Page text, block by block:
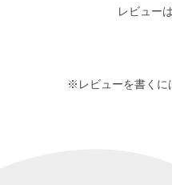
レビュー
※レビューを書くに